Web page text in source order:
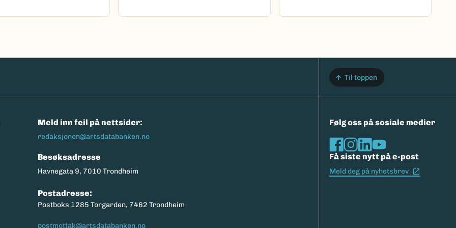
Til toppen
Meld inn feil på nettsider:
redaksjonen@artsdatabanken.no
Besøksadresse
Havnegata 9, 7010 Trondheim
Postadresse:
Postboks 1285 Torgarden, 7462 Trondheim
postmottak@artsdatabanken.no
Følg oss på sosiale medier
Få siste nytt på e-post
Meld deg på nyhetsbrev